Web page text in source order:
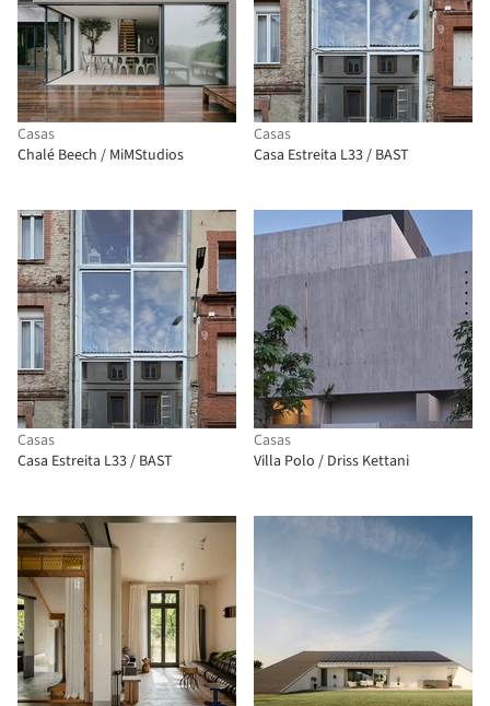
Casas
Chalé Beech / MiMStudios
Casas
Casa Estreita L33 / BAST
Casas
Casa Estreita L33 / BAST
Casas
Villa Polo / Driss Kettani